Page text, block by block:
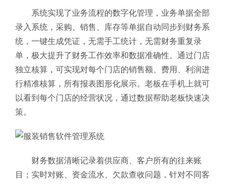
系统实现了业务流程的数字化管理，业务单据全部
录入系统，采购、销售、库存等单据自动同步到财务系
统，一键生成凭证，无需手工统计，无需财务重复录
单，极大提升了财务工作效率和数据准确性。通过门店
独立核算，可实现对每个门店的销售额、费用、利润进
行精准核算，所有报表图形化展示。老板在手机上就可
以看到每个门店的经营状况，通过数据帮助老板快速决
策。
财务数据清晰记录着供应商、客户所有的往来账
目；实时对账、资金流水、欠款查收问题，针对不同客